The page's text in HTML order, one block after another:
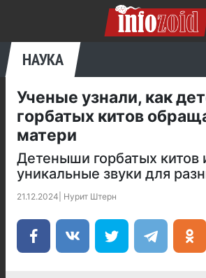
НАУКА
Ученые узнали, как
горбатых китов
матери
Детеныши горбатых китов
уникальные звуки для
21.12.2024 Нурит Штерн